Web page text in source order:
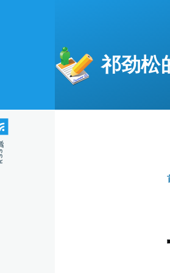
祁劲松